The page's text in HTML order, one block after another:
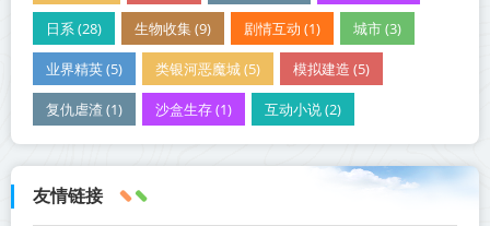
日系 (28) 生物收集 (9) 剧情互动 (1) 城市 (3)
业界精英 (5) 类银河恶魔城 (5) 模拟建造 (5)
复仇虐渣 (1) 沙盒生存 (1) 互动小说 (2)
友情链接